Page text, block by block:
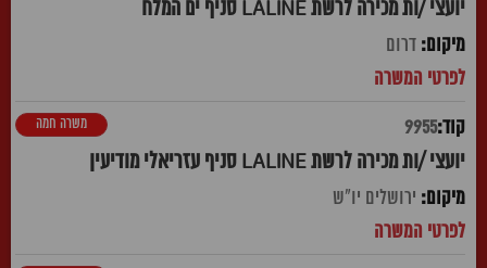
יועצי /ות מכירה לרשת LALINE סניף ים המלח
דרום
9955
יועצי /ות מכירה לרשת LALINE סניף עזריאלי מודיעין
משרה חמה
ירושלים יו"ש